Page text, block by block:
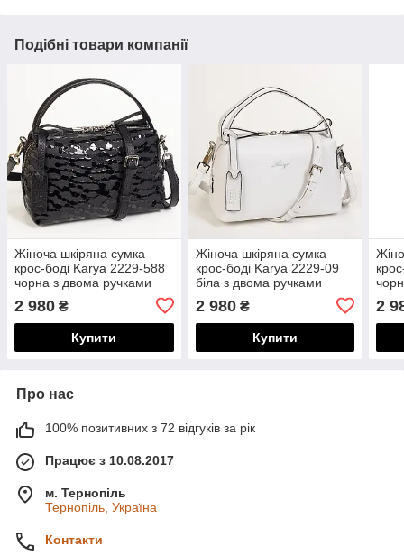
Подібні товари компанії
Жіноча шкіряна сумка
крос-боді Karya 2229-588
чорна з двома ручками
2 980 ₴
Купити
Жіноча шкіряна сумка
крос-боді Karya 2229-09
біла з двома ручками
2 980₴
Купити
2
Про нас
100% позитивних з 72 відгуків за рік
Працює з 10.08.2017
м. Тернопіль
Тернопіль, Україна
Контакти